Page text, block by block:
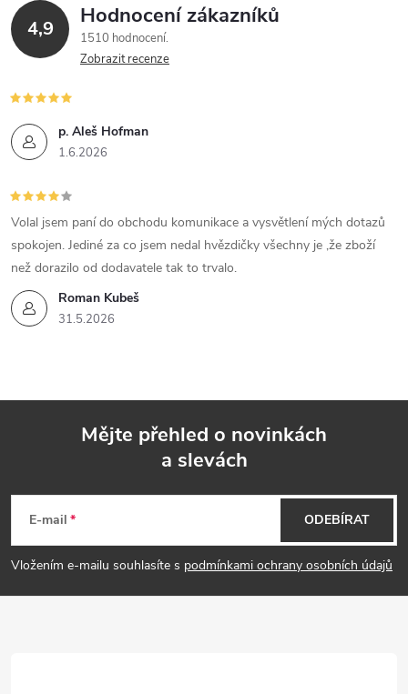
d
a
c
í
p
r
v
k
y
s
4,9 Hodnocení zákazníků
1510 hodnocení
Zobrazit recenze
p. Aleš Hofman
1.6.2026
Roman Kubeš
31.5.2026
Volal jsem paní do obchodu komunikace a vysvětlení mých dotazů
spokojen. Jediné za co jsem nedal hvězdičky všechny je ,že zboží
než dorazilo od dodavatele tak to trvalo.
p
a
Mějte přehled o novinkách
a slevách
E-mail
Vložením e-mailu souhlasíte s podmínkami ochrany osobních údajů
ODEBÍRAT